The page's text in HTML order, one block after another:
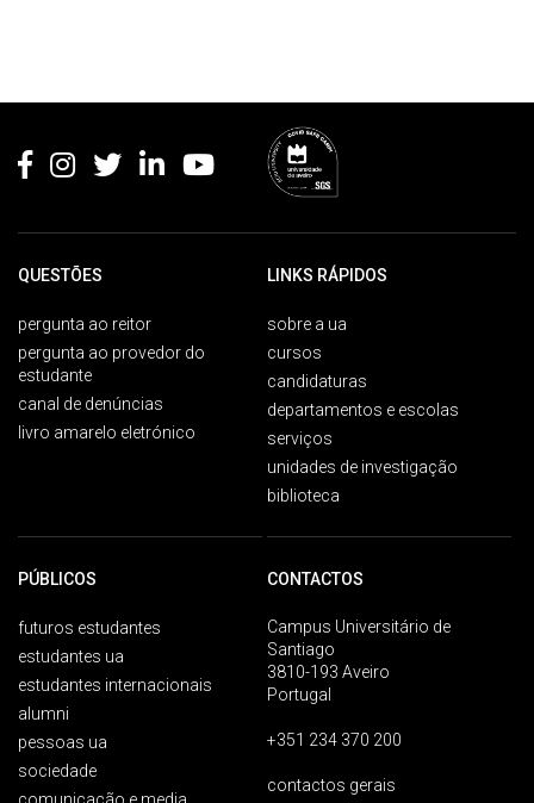
QUESTÕES
pergunta ao reitor
pergunta ao provedor do
estudante
canal de denúncias
livro amarelo eletrónico
LINKS RÁPIDOS
sobre a ua
cursos
candidaturas
departamentos e escolas
serviços
unidades de investigação
biblioteca
PÚBLICOS
futuros estudantes
estudantes ua
estudantes internacionais
alumni
pessoas ua
sociedade
CONTACTOS
Campus Universitário de
Santiago
3810-193 Aveiro
Portugal
+351 234 370 200
contactos gerais